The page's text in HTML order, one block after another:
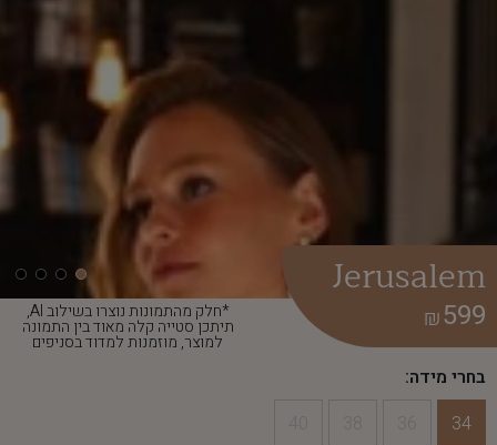
*חלק מהתמונות נוצרו בשילוב AI,
תיתכן סטייה קלה מאוד בין התמונה
למוצר, מוזמנות למדוד בסניפים
Jerusalem
599
₪
בחרי מידה:
34